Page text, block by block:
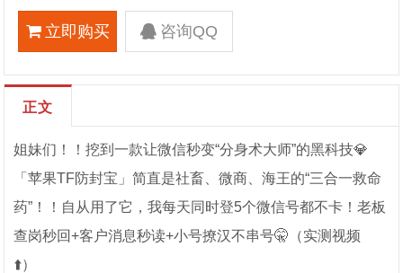
立即购买 咨询QQ
正文
姐妹们！！挖到一款让微信秒变“分身术大师”的黑科技💎
「苹果TF防封宝」简直是社畜、微商、海王的“三合一救命
药”！！自从用了它，我每天同时登5个微信号都不卡！老板
查岗秒回+客户消息秒读+小号撩汉不串号🤫（实测视频
⬆️）